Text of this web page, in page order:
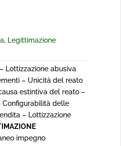
, Legittimazione
Lottizzazione abusiva
– Unicità del reato
estintiva del reato –
Configurabilità delle
– Lottizzazione
impegno